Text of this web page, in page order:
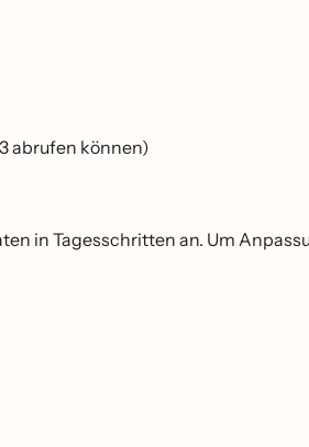
abrufen können)
in Tagesschritten an. Um